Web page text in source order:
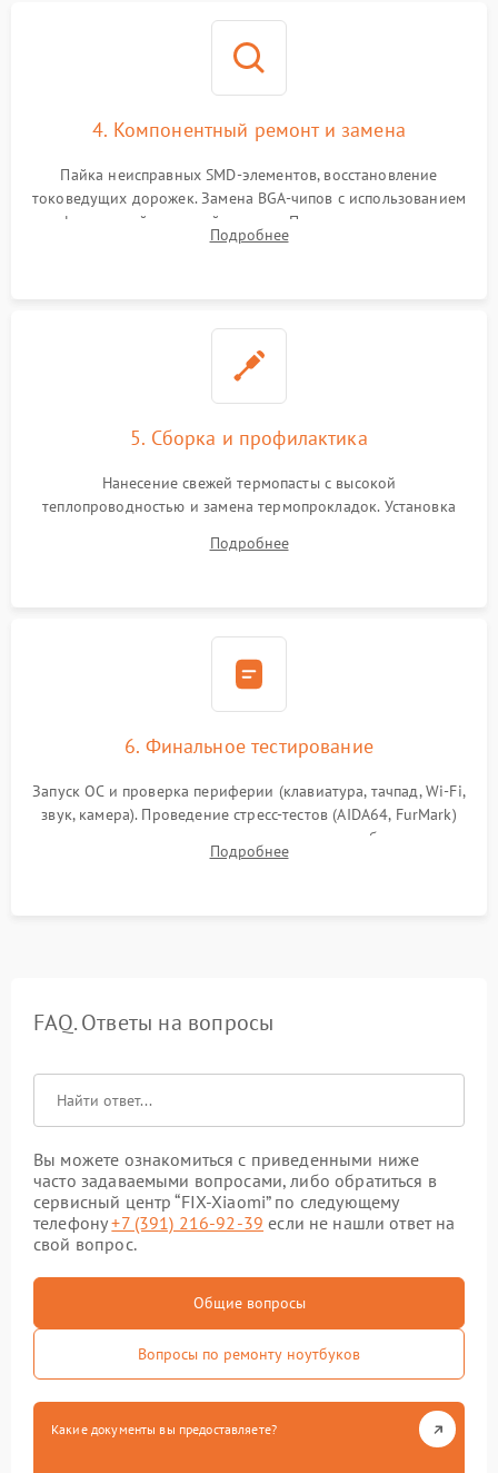
4. Компонентный ремонт и замена
Пайка неисправных SMD-элементов, восстановление
токоведущих дорожек. Замена BGA-чипов с использованием
инфракрасной паяльной станции. Прошивка микросхемы
BIOS или замена поврежденных портов USB
Подробнее
5. Сборка и профилактика
Нанесение свежей термопасты с высокой
теплопроводностью и замена термопрокладок. Установка
шлейфов, модулей памяти и накопителей. Предварительная
Подробнее
6. Финальное тестирование
Запуск ОС и проверка периферии (клавиатура, тачпад, Wi-Fi,
звук, камера). Проведение стресс-тестов (AIDA64, FurMark)
для контроля температурного режима и стабильности
системы под пиковой нагрузкой.
Подробнее
FAQ. Ответы на вопросы
Вы можете ознакомиться с приведенными ниже
часто задаваемыми вопросами, либо обратиться в
сервисный центр “FIX-Xiaomi” по следующему
телефону+7 (391) 216-92-39 если не нашли ответ на
свой вопрос.
Общие вопросы
Вопросы по ремонту ноутбуков
Какие документы вы предоставляете?